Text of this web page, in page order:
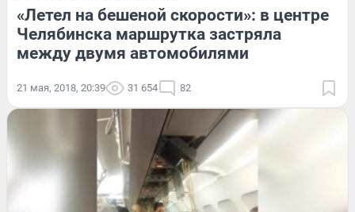
«Летел на бешеной скорости»: в центре
Челябинска маршрутка застряла
между двумя автомобилями
21 мая, 2018, 20:39 31 654 82